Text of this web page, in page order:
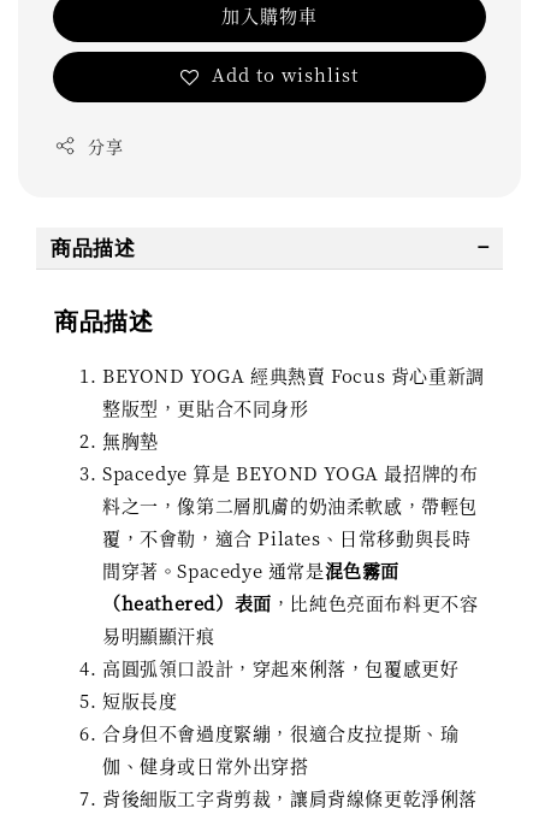
加入購物車
Add to wishlist
分享
商品描述
商品描述
BEYOND YOGA 經典熱賣 Focus 背心重新調
整版型，更貼合不同身形
無胸墊
Spacedye 算是 BEYOND YOGA 最招牌的布
料之一，像第二層肌膚的奶油柔軟感，帶輕包
覆，不會勒，適合 Pilates、日常移動與長時
間穿著。Spacedye 通常是混色霧面
（heathered）表面 ，比純色亮面布料更不容
易明顯顯汗痕
高圓弧領口設計，穿起來俐落，包覆感更好
短版長度
合身但不會過度緊繃，很適合皮拉提斯、瑜
伽、健身或日常外出穿搭
背後細版工字背剪裁，讓肩背線條更乾淨俐落